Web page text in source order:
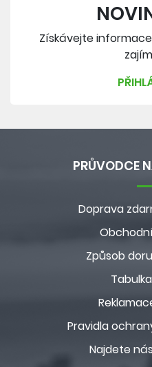
Získávejte
PRŮVODCE
Doprava
Způsob
Pravidla
Najdete